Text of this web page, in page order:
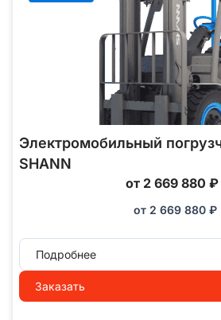
Электромобильный
SHANN
от 2 669 880 ₽
от 2 669 880 ₽
Подробнее
Заказать